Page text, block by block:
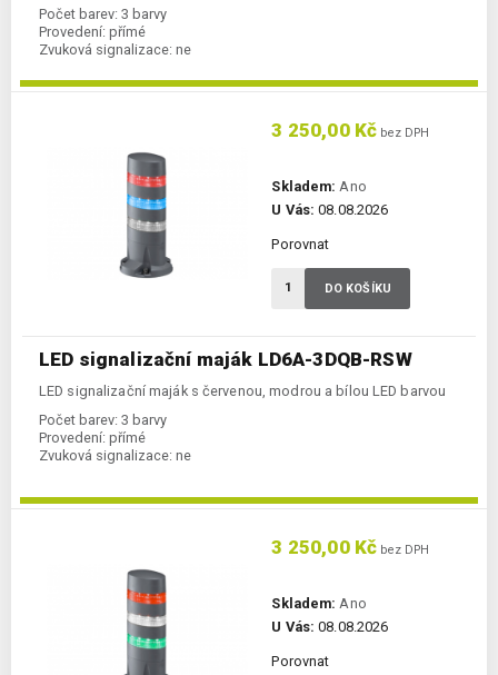
Počet barev: 3 barvy
Provedení: přímé
Zvuková signalizace: ne
LED signalizační maják LD6A-3DQB-RSW
LED signalizační maják s červenou, modrou a bílou LED barvou
Počet barev: 3 barvy
Provedení: přímé
Zvuková signalizace: ne
3 250,00 Kč bez DPH
Skladem: Ano
U Vás: 08.08.2026
Porovnat
DO KOŠÍKU
3 250,00 Kč bez DPH
Skladem: Ano
U Vás: 08.08.2026
Porovnat